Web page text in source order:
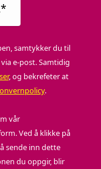
samtykker du til
e-post. Samtidig
, og bekrefeter at
.
vår
Ved å klikke på
sende inn dette
du oppgir, blir